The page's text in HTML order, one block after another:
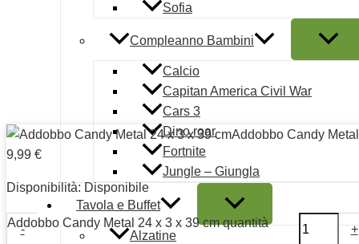
Sofia
Compleanno Bambini
Calcio
Capitan America Civil War
Cars 3
Dino roar
Fortnite
Jungle – Giungla
Tavola e Buffet
Alzatine
Copyright © 2026 | Mautone Party | PIVA
Note legali
Ordini e Spedizioni prodotti
Pagamento sicuro
Termini e condizioni
Cookie Policy (UE)
Addobbo Candy
9,99 €
Disponibilità: Disponibile
-
Addobbo Candy Metal 24 x 3 x 39 cm quantità +